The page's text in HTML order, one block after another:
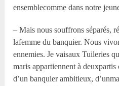
ensemblecomme dans notre
– Mais nous souffrons séparés,
lafemme du banquier. Nous
ennemies. Je vaisaux Tuileries
maris appartiennent à
d’un banquier ambitieux,